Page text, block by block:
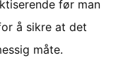
før man
å sikre at det
måte.